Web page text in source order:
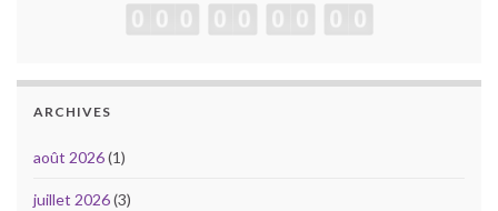
ARCHIVES
août 2026(1)
juillet 2026(3)